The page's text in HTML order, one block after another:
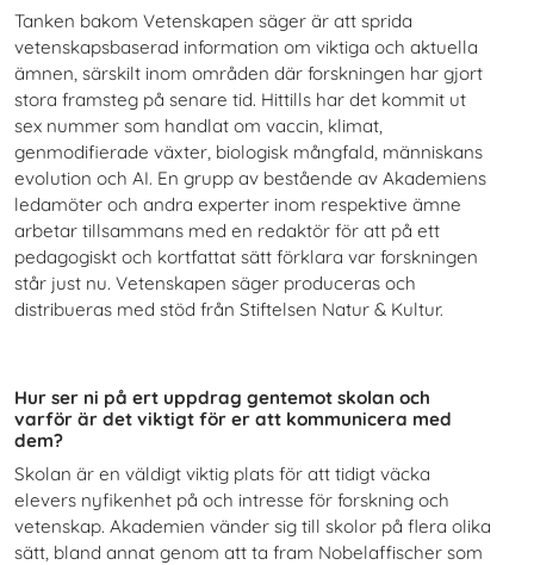
Tanken bakom Vetenskapen säger är att sprida
vetenskapsbaserad information om viktiga och aktuella
ämnen, särskilt inom områden där forskningen har gjort
stora framsteg på senare tid. Hittills har det kommit ut
sex nummer som handlat om vaccin, klimat,
genmodifierade växter, biologisk mångfald, människans
evolution och AI. En grupp av bestående av Akademiens
ledamöter och andra experter inom respektive ämne
arbetar tillsammans med en redaktör för att på ett
pedagogiskt och kortfattat sätt förklara var forskningen
står just nu. Vetenskapen säger produceras och
distribueras med stöd från Stiftelsen Natur & Kultur.
Hur ser ni på ert uppdrag gentemot skolan och
varför är det viktigt för er att kommunicera med
dem?
Skolan är en väldigt viktig plats för att tidigt väcka
elevers nyfikenhet på och intresse för forskning och
vetenskap. Akademien vänder sig till skolor på flera olika
sätt, bland annat genom att ta fram Nobelaffischer som